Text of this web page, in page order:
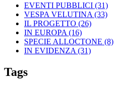
EVENTI PUBBLICI (31)
VESPA VELUTINA (33)
IL PROGETTO (26)
IN EUROPA (16)
SPECIE ALLOCTONE (8)
IN EVIDENZA (31)
Tags